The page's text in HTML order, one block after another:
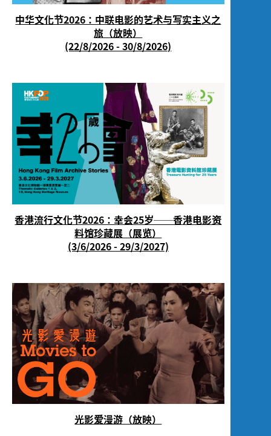
中华文化节2026：中联电影的艺术与写实主义之
旅（放映）
(22/8/2026 - 30/8/2026)
香港流行文化节2026：幸会25岁──香港电影资
料馆珍藏展（展览）
(3/6/2026 - 29/3/2027)
光影爱漫游（放映）